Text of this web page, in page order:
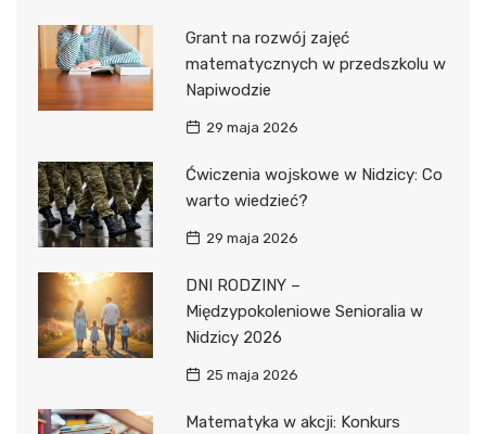
Grant na rozwój zajęć
matematycznych w przedszkolu w
Napiwodzie
29 maja 2026
Ćwiczenia wojskowe w Nidzicy: Co
warto wiedzieć?
29 maja 2026
DNI RODZINY –
Międzypokoleniowe Senioralia w
Nidzicy 2026
25 maja 2026
Matematyka w akcji: Konkurs